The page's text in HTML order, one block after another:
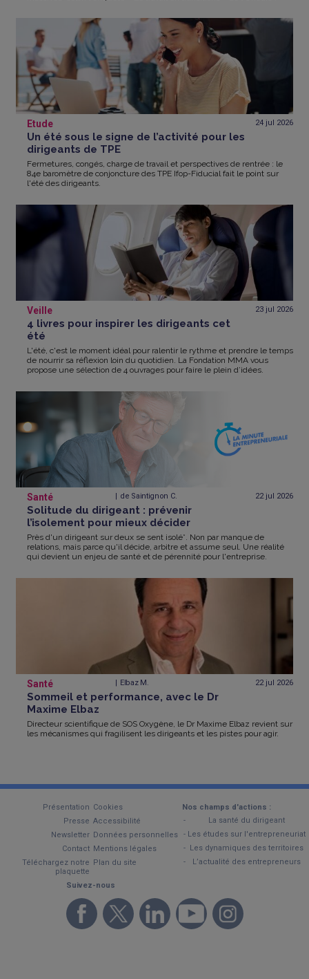
Etude 24 jul 2026
Un été sous le signe de l’activité pour les
dirigeants de TPE
Fermetures, congés, charge de travail et perspectives de rentrée : le
84e baromètre de conjoncture des TPE Ifop-Fiducial fait le point sur
l'été des dirigeants.
Veille 23 jul 2026
4 livres pour inspirer les dirigeants cet
été
L'été, c'est le moment idéal pour ralentir le rythme et prendre le temps
de nourrir sa réflexion loin du quotidien. La Fondation MMA vous
propose une sélection de 4 ouvrages pour faire le plein d’idées.
Santé de Saintignon C. 22 jul 2026
Solitude du dirigeant : prévenir
l’isolement pour mieux décider
Près d'un dirigeant sur deux se sent isolé*. Non par manque de
relations, mais parce qu'il décide, arbitre et assume seul. Une réalité
qui devient un enjeu de santé et de pérennité pour l'entreprise.
Santé Elbaz M. 22 jul 2026
Sommeil et performance, avec le Dr
Maxime Elbaz
Directeur scientifique de SOS Oxygène, le Dr Maxime Elbaz revient sur
les mécanismes qui fragilisent les dirigeants et les pistes pour agir.
Présentation
Presse
Newsletter
Contact
Téléchargez notre
plaquette
Cookies
Accessibilité
Données personnelles
Mentions légales
Plan du site
Nos champs d'actions :
La santé du dirigeant
Les études sur l'entrepreneuriat
Les dynamiques des territoires
L’actualité des entrepreneurs
Suivez-nous